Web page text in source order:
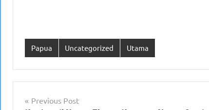
Papua Uncategorized Utama
Navigasi
Previous Post